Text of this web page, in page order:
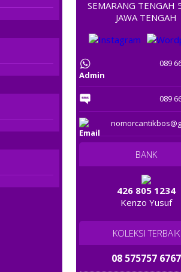
SEMARANG TENGAH
JAWA TENGAH
Admin
089
089
BANK
426 805 1234
Kenzo Yusuf
KOLEKSI TERBAIK
0877 22727 168
0812 995 91919
08 575757 5858
08132 7899 168
0812 23 7979
08122 805 1688
0822 10 900 300
0819 2800 2828
087 80 800 5000
08 575757 6767